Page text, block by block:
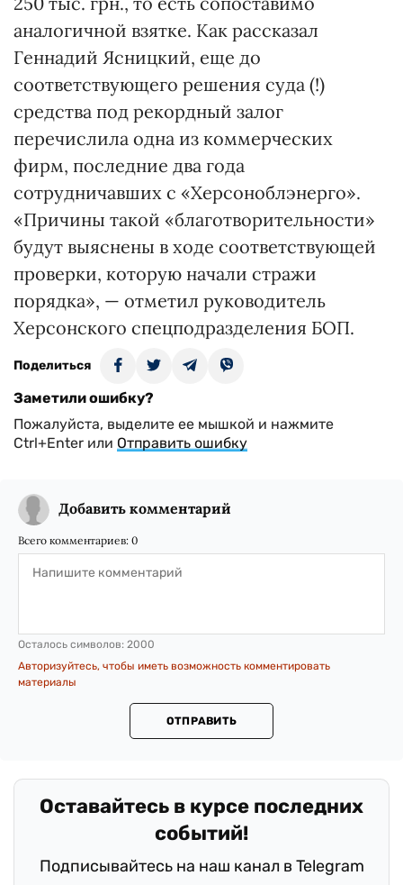
аналогичной взятке. Как рассказал
Геннадий Ясницкий, еще до
соответствующего решения суда (!)
средства под рекордный залог
перечислила одна из коммерческих
фирм, последние два года
сотрудничавших с «Херсоноблэнерго».
«Причины такой «благотворительности»
будут выяснены в ходе соответствующей
проверки, которую начали стражи
порядка», — отметил руководитель
Херсонского спецподразделения БОП.
Поделиться
Заметили ошибку?
Пожалуйста, выделите ее мышкой и нажмите
Ctrl+Enter или Отправить ошибку
Добавить комментарий
Всего комментариев: 0
Осталось символов: 2000
Авторизуйтесь, чтобы иметь возможность комментировать
материалы
ОТПРАВИТЬ
Оставайтесь в курсе последних
событий!
Подписывайтесь на наш канал в Telegram